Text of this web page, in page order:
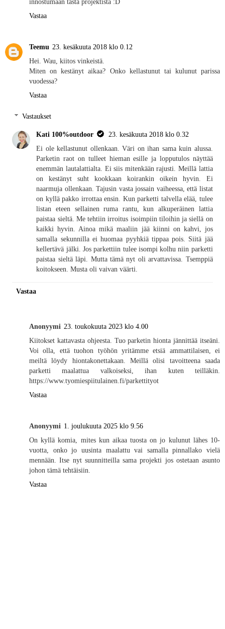
innostumaan tästä projektista :D
Vastaa
Teemu 23. kesäkuuta 2018 klo 0.12
Hei. Wau, kiitos vinkeistä.
Miten on kestänyt aikaa? Onko kellastunut tai kulunut parissa
vuodessa?
Vastaa
Vastaukset
Kati 100%outdoor
23. kesäkuuta 2018 klo 0.32
Ei ole kellastunut ollenkaan. Väri on ihan sama kuin alussa.
Parketin raot on tulleet hieman esille ja lopputulos näyttää
enemmän lautalattialta. Ei siis mitenkään rajusti. Meillä lattia
on kestänyt suht kookkaan koirankin oikein hyvin. Ei
naarmuja ollenkaan. Tajusin vasta jossain vaiheessa, että listat
on kyllä pakko irrottaa ensin. Kun parketti talvella elää, tulee
listan eteen sellainen ruma rantu, kun alkuperäinen lattia
paistaa sieltä. Me tehtiin irroitus isoimpiin tiloihin ja siellä on
kaikki hyvin. Ainoa mikä maaliin jää kiinni on kahvi, jos
samalla sekunnilla ei huomaa pyyhkiä tippaa pois. Siitä jää
kellertävä jälki. Jos parkettiin tulee isompi kolhu niin parketti
paistaa sieltä läpi. Mutta tämä nyt oli arvattavissa. Tsemppiä
koitokseen. Musta oli vaivan väärti.
Vastaa
Anonyymi 23. toukokuuta 2023 klo 4.00
Kiitokset kattavasta ohjeesta. Tuo parketin hionta jännittää itseäni.
Voi olla, että tuohon työhön yritämme etsiä ammattilaisen, ei
meiltä löydy hiontakonettakaan. Meillä olisi tavoitteena saada
parketti maalattua valkoiseksi, ihan kuten teilläkin.
https://www.tyomiespiitulainen.fi/parkettityot
Vastaa
Anonyymi 1. joulukuuta 2025 klo 9.56
On kyllä komia, mites kun aikaa tuosta on jo kulunut lähes 10-
vuotta, onko jo uusinta maalattu vai samalla pinnallako vielä
mennään. Itse nyt suunnitteilla sama projekti jos ostetaan asunto
johon tämä tehtäisiin.
Vastaa